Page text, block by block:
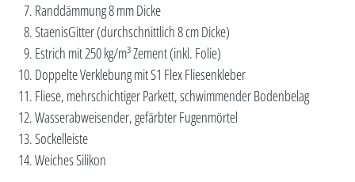
Randdämmung 8 mm Dicke
StaenisGitter (durchschnittlich 8 cm Dicke)
Estrich mit 250 kg/m³ Zement (inkl. Folie)
Doppelte Verklebung mit S1 Flex Fliesenkleber
Fliese, mehrschichtiger Parkett, schwimmender Bodenbelag
Wasserabweisender, gefärbter Fugenmörtel
Sockelleiste
Weiches Silikon